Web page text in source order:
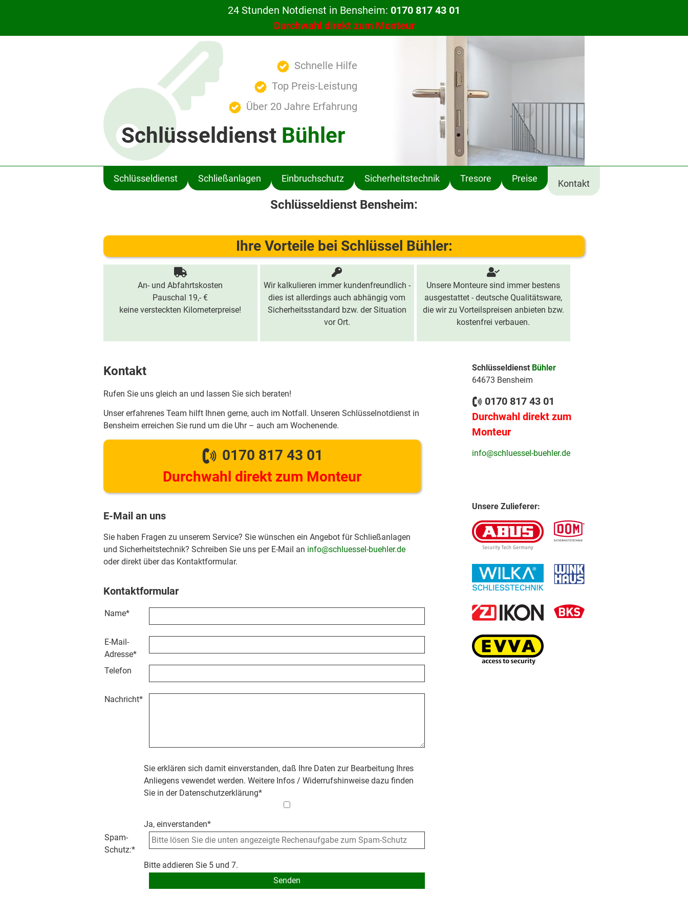
24 Stunden Notdienst in Bensheim: 0170 817 43 01
Durchwahl direkt zum Monteur
Schnelle Hilfe
Top Preis-Leistung
Über 20 Jahre Erfahrung
Schlüsseldienst Bühler
Schlüsseldienst Schließanlagen Einbruchschutz Sicherheitstechnik Tresore Preise Kontakt
Schlüsseldienst Bensheim:
Ihre Vorteile bei Schlüssel Bühler:
An- und Abfahrtskosten
Pauschal 19,- €
keine versteckten Kilometerpreise!
Wir kalkulieren immer kundenfreundlich -
dies ist allerdings auch abhängig vom
Sicherheitsstandard bzw. der Situation
vor Ort.
Unsere Monteure sind immer bestens
ausgestattet - deutsche Qualitätsware,
die wir zu Vorteilspreisen anbieten bzw.
kostenfrei verbauen.
Kontakt
Rufen Sie uns gleich an und lassen Sie sich beraten!
Unser erfahrenes Team hilft Ihnen gerne, auch im Notfall. Unseren Schlüsselnotdienst in
Bensheim erreichen Sie rund um die Uhr – auch am Wochenende.
0170 817 43 01
Durchwahl direkt zum Monteur
E-Mail an uns
Sie haben Fragen zu unserem Service? Sie wünschen ein Angebot für Schließanlagen
und Sicherheitstechnik? Schreiben Sie uns per E-Mail an info@schluessel-buehler.de
oder direkt über das Kontaktformular.
Kontaktformular
Name*
E-Mail-
Adresse*
Telefon
Nachricht*
Sie erklären sich damit einverstanden, daß Ihre Daten zur Bearbeitung Ihres
Anliegens vewendet werden. Weitere Infos / Widerrufshinweise dazu finden
Sie in der Datenschutzerklärung*
Ja, einverstanden*
Spam-
Schutz:*
Bitte addieren Sie 5 und 7.
Schlüsseldienst Bühler
64673 Bensheim
0170 817 43 01
Durchwahl direkt zum
Monteur
info@schluessel-buehler.de
Unsere Zulieferer: